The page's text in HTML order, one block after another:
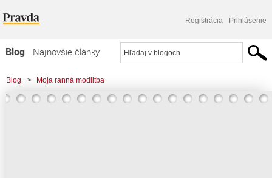
Registrácia Prihlásenie
Blog
Najnovšie články
Najčítanejšie články
Najkomentovanejšie články
Blog > Moja ranná modlitba
> Nám chýbajúca biblická časť Etiópskeho rukopisu